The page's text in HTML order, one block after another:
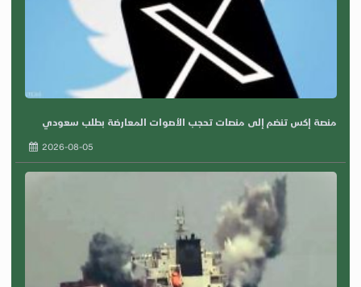
منصة إكس تنضم إلى منصات تحجب الأصوات المعارضة بطلب سعودي
2026-08-05